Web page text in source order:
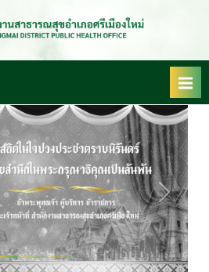
น
สาธารณ
สุข
อำเภอ
ศรีเมือง
ใหม่
ใหม่ จังหวัด
อุบลราชธานี
34250
Next